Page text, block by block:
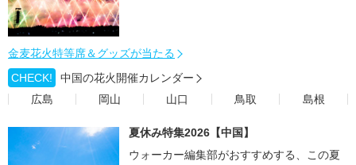
金麦花火特等席＆グッズが当たる
CHECK!
中国の花火開催カレンダー
広島
岡山 山口 鳥取 島根
夏休み特集2026【中国】
ウォーカー編集部がおすすめする、この夏